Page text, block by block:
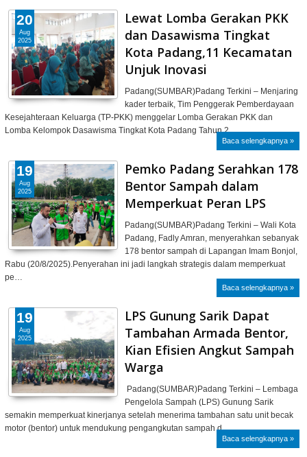
Lewat Lomba Gerakan PKK
dan Dasawisma Tingkat
Kota Padang,11 Kecamatan
Unjuk Inovasi
Padang(SUMBAR)Padang Terkini – Menjaring
kader terbaik, Tim Penggerak Pemberdayaan
Kesejahteraan Keluarga (TP-PKK) menggelar Lomba Gerakan PKK dan
Lomba Kelompok Dasawisma Tingkat Kota Padang Tahun 2…
Baca selengkapnya »
20
Aug
2025
Pemko Padang Serahkan 178
Bentor Sampah dalam
Memperkuat Peran LPS
Padang(SUMBAR)Padang Terkini – Wali Kota
Padang, Fadly Amran, menyerahkan sebanyak
178 bentor sampah di Lapangan Imam Bonjol,
Rabu (20/8/2025).Penyerahan ini jadi langkah strategis dalam memperkuat
pe…
Baca selengkapnya »
19
Aug
2025
LPS Gunung Sarik Dapat
Tambahan Armada Bentor,
Kian Efisien Angkut Sampah
Warga
Padang(SUMBAR)Padang Terkini – Lembaga
Pengelola Sampah (LPS) Gunung Sarik
semakin memperkuat kinerjanya setelah menerima tambahan satu unit becak
motor (bentor) untuk mendukung pengangkutan sampah d…
Baca selengkapnya »
19
Aug
2025